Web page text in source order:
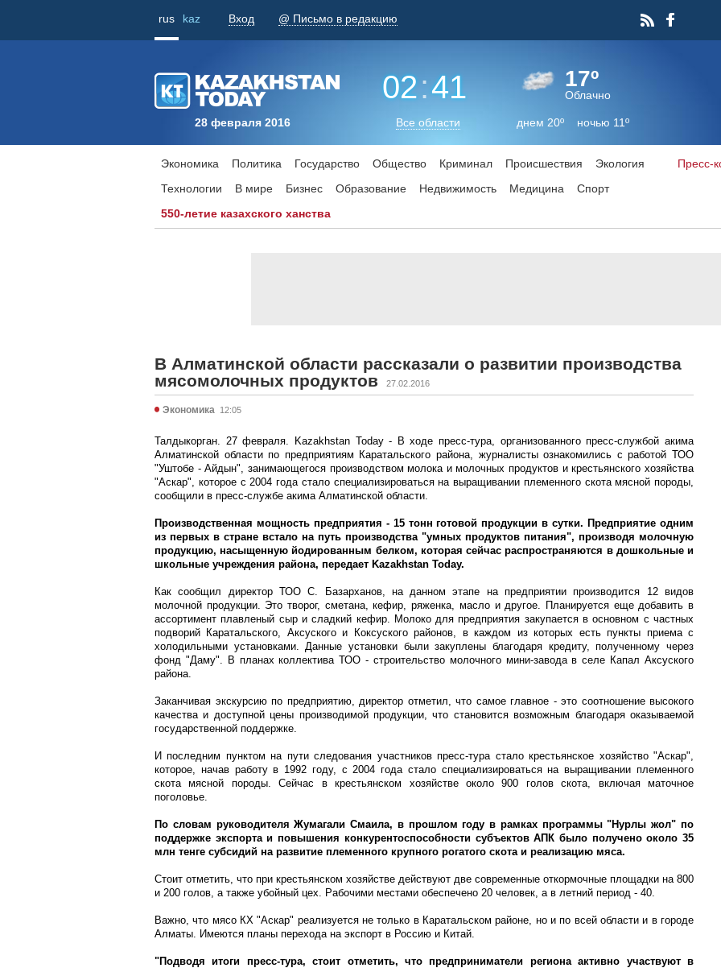
rus kaz Вход @ Письмо в редакцию
28 февраля 2016
02:41
Все области
17º
Облачно
днем 20º ночью 11º
Экономика Политика Государство Общество Криминал Происшествия
Экология
Технологии
В мире Бизнес Образование Недвижимость Медицина
Спорт
550-летие казахского ханства
Пресс-
В Алматинской области рассказали о развитии производства
мясомолочных продуктов
27.02.2016
Экономика 12:05
Талдыкорган. 27 февраля. Kazakhstan Today - В ходе пресс-тура, организованного пресс-службой акима
Алматинской области по предприятиям Каратальского района, журналисты ознакомились с работой ТОО
"Уштобе - Айдын", занимающегося производством молока и молочных продуктов и крестьянского хозяйства
"Аскар", которое с 2004 года стало специализироваться на выращивании племенного скота мясной породы,
сообщили в пресс-службе акима Алматинской области.
Производственная мощность предприятия - 15 тонн готовой продукции в сутки. Предприятие одним
из первых в стране встало на путь производства "умных продуктов питания", производя молочную
продукцию, насыщенную йодированным белком, которая сейчас распространяются в дошкольные и
школьные учреждения района, передает Kazakhstan Today.
Как сообщил директор ТОО С. Базарханов, на данном этапе на предприятии производится 12 видов
молочной продукции. Это творог, сметана, кефир, ряженка, масло и другое. Планируется еще добавить в
ассортимент плавленый сыр и сладкий кефир. Молоко для предприятия закупается в основном с частных
подворий Каратальского, Аксуского и Коксуского районов, в каждом из которых есть пункты приема с
холодильными установками. Данные установки были закуплены благодаря кредиту, полученному через
фонд "Даму". В планах коллектива ТОО - строительство молочного мини-завода в селе Капал Аксуского
района.
Заканчивая экскурсию по предприятию, директор отметил, что самое главное - это соотношение высокого
качества и доступной цены производимой продукции, что становится возможным благодаря оказываемой
государственной поддержке.
И последним пунктом на пути следования участников пресс-тура стало крестьянское хозяйство "Аскар",
которое, начав работу в 1992 году, с 2004 года стало специализироваться на выращивании племенного
скота мясной породы. Сейчас в крестьянском хозяйстве около 900 голов скота, включая маточное
поголовье.
По словам руководителя Жумагали Смаила, в прошлом году в рамках программы "Нурлы жол" по
поддержке экспорта и повышения конкурентоспособности субъектов АПК было получено около 35
млн тенге субсидий на развитие племенного крупного рогатого скота и реализацию мяса.
Стоит отметить, что при крестьянском хозяйстве действуют две современные откормочные площадки на 800
и 200 голов, а также убойный цех. Рабочими местами обеспечено 20 человек, а в летний период - 40.
Важно, что мясо КХ "Аскар" реализуется не только в Каратальском районе, но и по всей области и в городе
Алматы. Имеются планы перехода на экспорт в Россию и Китай.
"Подводя итоги пресс-тура, стоит отметить, что предприниматели региона активно участвуют в